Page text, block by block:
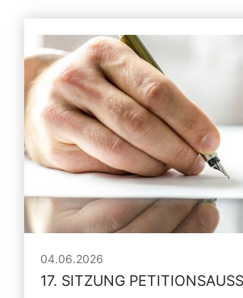
04.06.2026
17. SITZUNG